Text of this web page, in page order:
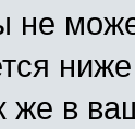
же в